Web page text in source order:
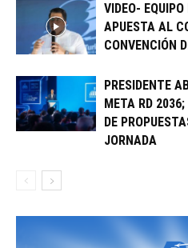
VIDEO-
APUESTA AL
CONVENCIÓN
PRESIDENTE
META RD
DE
JORNADA